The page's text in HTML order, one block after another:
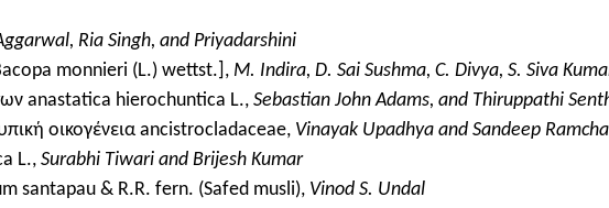
Ria Singh, and Priyadarshini
monnieri (L.) wettst.], M. Indira, D. Sai Sushma, C. Divya, S. Siva
anastatica hierochuntica L., Sebastian John Adams, and Thiruppathi
οικογένεια ancistrocladaceae, Vinayak Upadhya and Sandeep
L., Surabhi Tiwari and Brijesh Kumar
santapau & R.R. fern. (Safed musli), Vinod S. Undal